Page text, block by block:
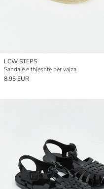
LCW STEPS
Sandalë e thjeshtë për vajza
8.95 EUR